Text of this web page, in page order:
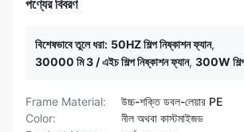
পণ্যের বিবরণ
বিশেষভাবে তুলে ধরা: 50HZ শিল্প নিষ্কাশন ফ্যান,
30000 মি 3 / এইচ শিল্প নিষ্কাশন ফ্যান, 300W
Frame Material:
উচ্চ-শক্তি ডবল-লেয়ার PE
Color:
নীল অথবা কাস্টমাইজড